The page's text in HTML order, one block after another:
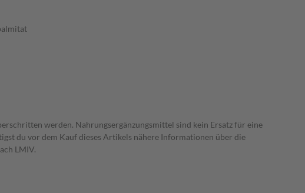
werden. Nahrungsergänzungsmittel sind kein Ersatz für eine
du vor dem Kauf dieses Artikels nähere Informationen über die
LMIV.